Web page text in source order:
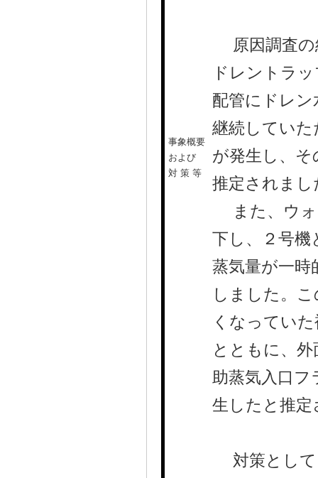
事象概要
および
対 策 等
原因調査の
ドレントラ
配管にドレン
継続していた
が発生し、
推定されまし
また、ウォ
下し、２号
蒸気量が一時
しました。
くなってい
とともに、
助蒸気入口
生したと推
対策として